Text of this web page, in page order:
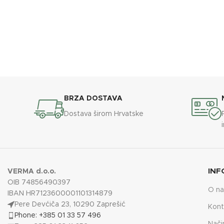
BRZA DOSTAVA
Dostava širom Hrvatske
VERMA d.o.o.
OIB 74856490397
IBAN HR7123600001101314879
Pere Devćiča 23, 10290 Zaprešić
Phone: +385 01 33 57 496
O